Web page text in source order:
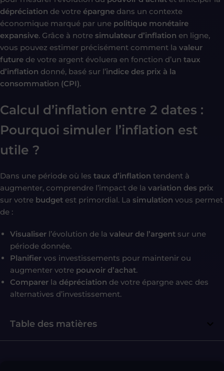
dépréciation de votre épargne dans un contexte
économique marqué par une politique monétaire
expansive. Grâce à notre simulateur d’inflation en ligne,
vous pouvez estimer précisément comment la valeur
future de votre argent évoluera en fonction d’un taux
d’inflation donné, basé sur l’indice des prix à la
consommation (CPI).
Calcul d’inflation entre 2 dates :
Pourquoi simuler l’inflation est
utile ?
Dans une période où les taux d’inflation tendent à
augmenter, comprendre l’impact de la variation des prix
sur votre budget est primordial. La simulation vous permet
de :
Visualiser l’évolution de la valeur de l’argent sur une
période donnée.
Planifier vos investissements pour maintenir ou
augmenter votre pouvoir d’achat.
Comparer la dépréciation de votre épargne avec des
alternatives d’investissement.
Table des matières